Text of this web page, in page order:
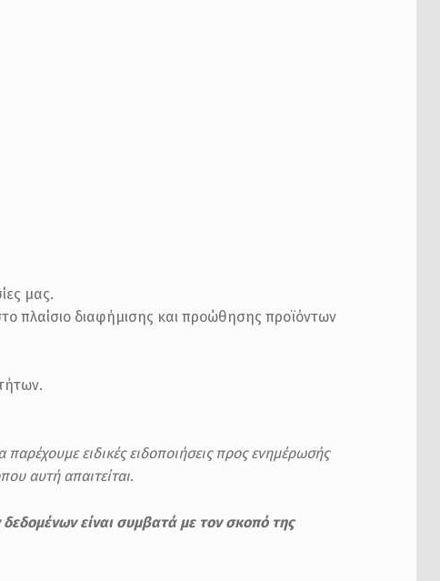
μας.
πλαίσιο διαφήμισης και προώθησης προϊόντων
ειδικές ειδοποιήσεις προς ενημέρωσής
αυτή απαιτείται.
είναι συμβατά με τον σκοπό της